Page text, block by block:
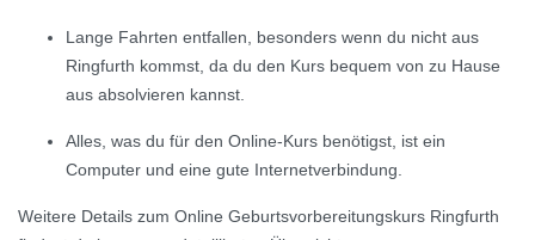
Lange Fahrten entfallen, besonders wenn du nicht aus
Ringfurth kommst, da du den Kurs bequem von zu Hause
aus absolvieren kannst.
Alles, was du für den Online-Kurs benötigst, ist ein
Computer und eine gute Internetverbindung.
Weitere Details zum Online Geburtsvorbereitungskurs Ringfurth